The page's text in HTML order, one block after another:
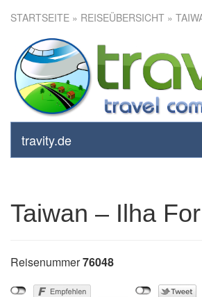
STARTSEITE » REISEÜBERSICHT »
travity.de
Taiwan – Ilha
Taiwan – Ilha
Reisenummer76048